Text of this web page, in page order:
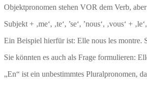
Objektpronomen stehen VOR dem Verb,
Subjekt + ‚me‘, ‚te‘, ’se‘, ’nous‘, ‚vous‘ +
Ein Beispiel hierfür ist: Elle nous les montre.
Sie könnten es auch als Frage formulieren:
„En“ ist ein unbestimmtes Pluralpronomen,